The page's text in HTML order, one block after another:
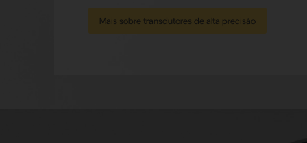
Mais sobre transdutores de alta precisão